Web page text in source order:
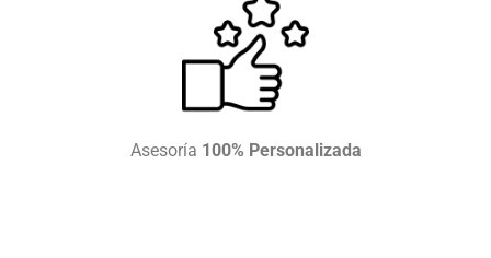
Asesoría 100% Personalizada